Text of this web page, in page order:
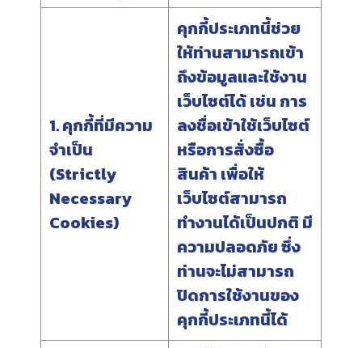
1. คุกกี้ที่มีความ
จำเป็น
(Strictly
Necessary
Cookies)
คุกกี้ประเภทนี้ช่วย
ให้ท่านสามารถเข้า
ถึงข้อมูลและใช้งาน
เว็บไซต์ได้ เช่น การ
ลงชื่อเข้าใช้เว็บไซต์
หรือการสั่งซื้อ
สินค้า เพื่อให้
เว็บไซต์สามารถ
ทำงานได้เป็นปกติ มี
ความปลอดภัย ซึ่ง
ท่านจะไม่สามารถ
ปิดการใช้งานของ
คุกกี้ประเภทนี้ได้